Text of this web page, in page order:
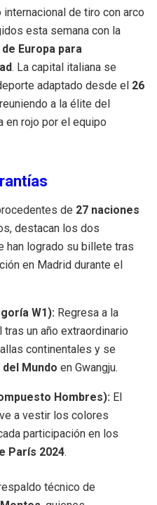
internacional de tiro con arco
esta semana con la
Europa para
. La capital italiana se
adaptado desde el 26
a la élite del
en rojo por el equipo
de 27 naciones
destacan los dos
han logrado su billete tras
en Madrid durante el
W1): Regresa a la
un año extraordinario
continentales y se
Mundo en Gwangju.
Hombres): El
a vestir los colores
participación en los
París 2024.
técnico de